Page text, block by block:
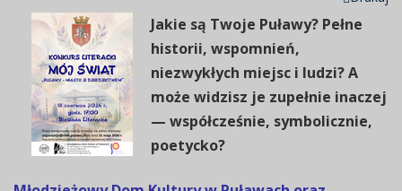
Jakie są Twoje Puławy? Pełne
historii, wspomnień,
niezwykłych miejsc i ludzi? A
może widzisz je zupełnie inaczej
— współcześnie, symbolicznie,
poetycko?